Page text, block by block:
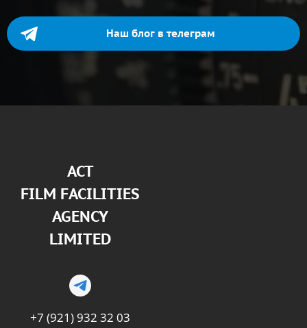
Наш блог в телеграм
АСТ
FILM FACILITIES
AGENCY
LIMITED
+7 (921) 932 32 03